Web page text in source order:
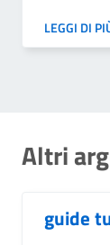
LEGGI DI
Altri
guide